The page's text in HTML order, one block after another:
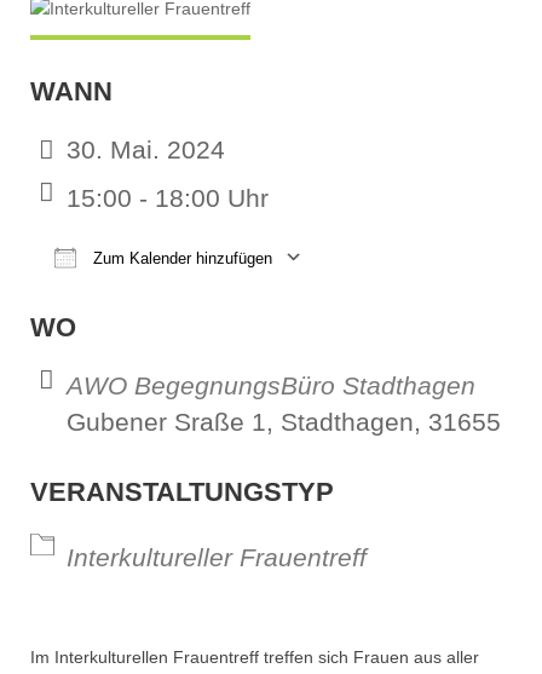
WANN
30. Mai. 2024
15:00 - 18:00 Uhr
Zum Kalender hinzufügen
WO
AWO BegegnungsBüro Stadthagen
Gubener Sraße 1, Stadthagen, 31655
VERANSTALTUNGSTYP
Interkultureller Frauentreff
Im Interkulturellen Frauentreff treffen sich Frauen aus aller